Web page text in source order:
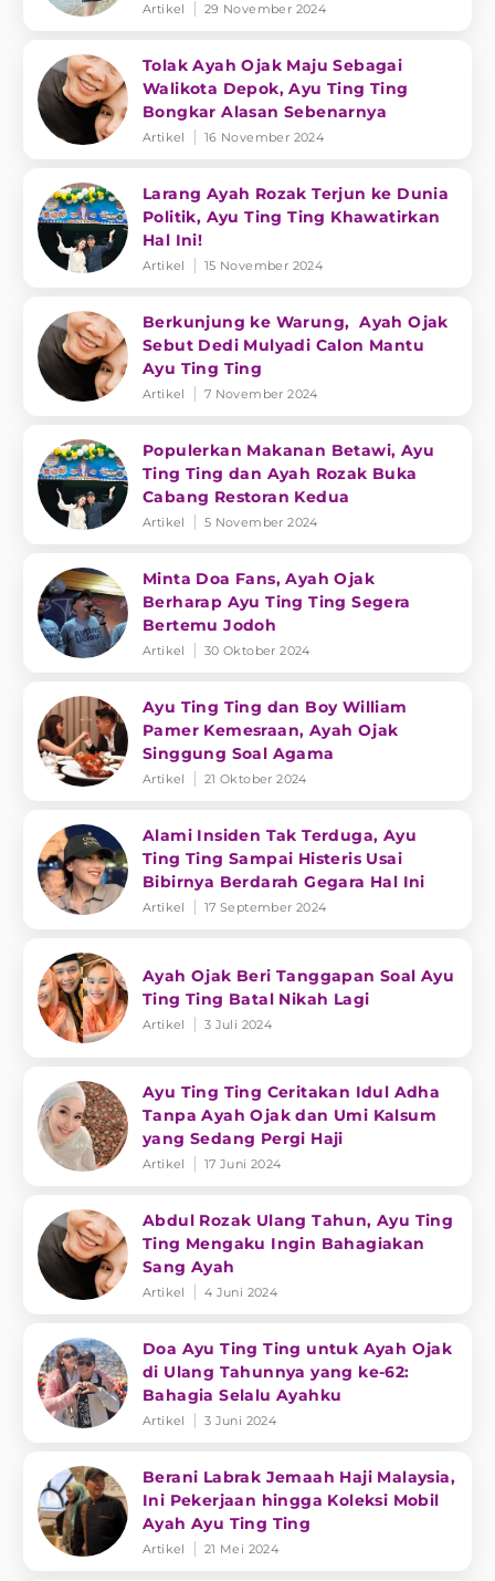
Artikel 29 November 2024
Tolak Ayah Ojak Maju Sebagai
Walikota Depok, Ayu Ting Ting
Bongkar Alasan Sebenarnya
Artikel 16 November 2024
Larang Ayah Rozak Terjun ke Dunia
Politik, Ayu Ting Ting Khawatirkan
Hal Ini!
Artikel 15 November 2024
Berkunjung ke Warung, Ayah Ojak
Sebut Dedi Mulyadi Calon Mantu
Ayu Ting Ting
Artikel 7 November 2024
Populerkan Makanan Betawi, Ayu
Ting Ting dan Ayah Rozak Buka
Cabang Restoran Kedua
Artikel 5 November 2024
Minta Doa Fans, Ayah Ojak
Berharap Ayu Ting Ting Segera
Bertemu Jodoh
Artikel 30 Oktober 2024
Ayu Ting Ting dan Boy William
Pamer Kemesraan, Ayah Ojak
Singgung Soal Agama
Artikel 21 Oktober 2024
Alami Insiden Tak Terduga, Ayu
Ting Ting Sampai Histeris Usai
Bibirnya Berdarah Gegara Hal Ini
Artikel 17 September 2024
Ayah Ojak Beri Tanggapan Soal Ayu
Ting Ting Batal Nikah Lagi
Artikel 3 Juli 2024
Ayu Ting Ting Ceritakan Idul Adha
Tanpa Ayah Ojak dan Umi Kalsum
yang Sedang Pergi Haji
Artikel 17 Juni 2024
Abdul Rozak Ulang Tahun, Ayu Ting
Ting Mengaku Ingin Bahagiakan
Sang Ayah
Artikel 4 Juni 2024
Doa Ayu Ting Ting untuk Ayah Ojak
di Ulang Tahunnya yang ke-62:
Bahagia Selalu Ayahku
Artikel 3 Juni 2024
Berani Labrak Jemaah Haji Malaysia,
Ini Pekerjaan hingga Koleksi Mobil
Ayah Ayu Ting Ting
Artikel 21 Mei 2024